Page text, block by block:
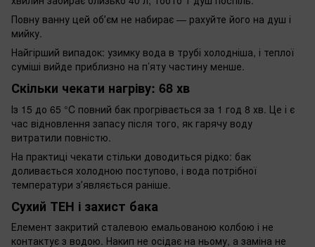
Повну ванну цей обʼєм не набирає — рахуйте його на душ і
мийку.
Найгірший випадок: узимку вода в трубі холодніша, і теплої
суміші вийде приблизно на п’яту частину менше.
Скільки чекати нагріву: 68 хв
Із 15 до 65 °C повний бак прогрівається за 1 год 8 хв. Це і є
час відновлення запасу після того, як гарячу воду
витратили повністю.
На практиці чекати стільки доводиться рідко: бак
доливається холодною поступово, і вода потрібної
температури зʼявляється раніше.
Сухий ТЕН і захист бака
Елемент закритий сталевою емальованою колбою і не
контактує з водою. Накип не осідає на ньому, а заміна не